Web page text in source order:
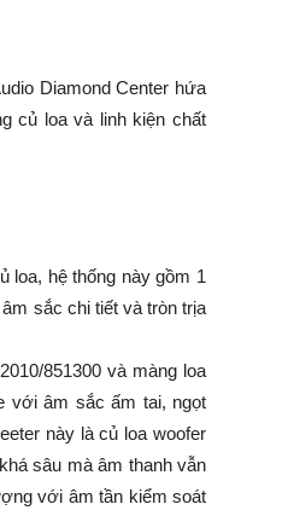
Diamond Center hứa
củ loa và linh kiện chất
loa, hệ thống này gồm 1
sắc chi tiết và tròn trịa
851300 và màng loa
với âm sắc ấm tai, ngọt
này là củ loa woofer
sâu mà âm thanh vẫn
với âm tần kiểm soát